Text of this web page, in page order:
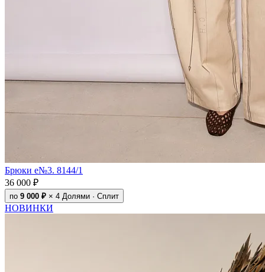
Брюки e№3. 8144/1
36 000 ₽
по 9 000 ₽ × 4 Долями · Сплит
НОВИНКИ